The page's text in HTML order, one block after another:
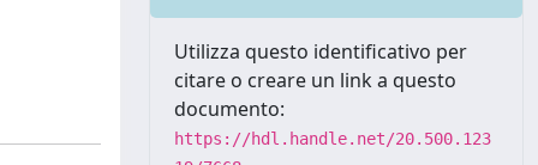
Utilizza questo identificativo per
citare o creare un link a questo
documento:
https://hdl.handle.net/20.500.123